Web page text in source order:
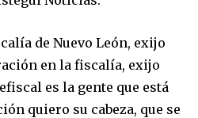
de Nuevo León, exijo
en la fiscalía, exijo
es la gente que está
quiero su cabeza, que se